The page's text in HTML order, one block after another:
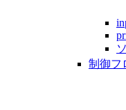
制御フ